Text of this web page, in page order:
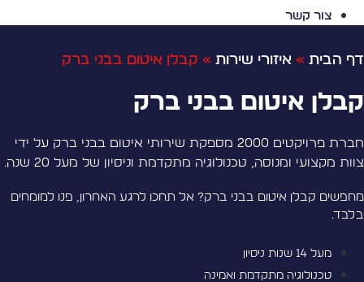
צור קשר
הבית» איזורי שירות» קבלן איטום בבני ברק
איטום בבני ברק
חברת פרויקטים 2000 מספקת שירותי איטום בבני ברק על ידי
מקצועי ומנוסה, טכנולוגיה מתקדמת וניסיון של מעל 20 שנה.
קבלן איטום בבני ברק? אל תחכו לרגע האחרון, פנו למומחים
מעל 14 שנות ניסיון
טכנולוגיה מתקדמת ואמינה